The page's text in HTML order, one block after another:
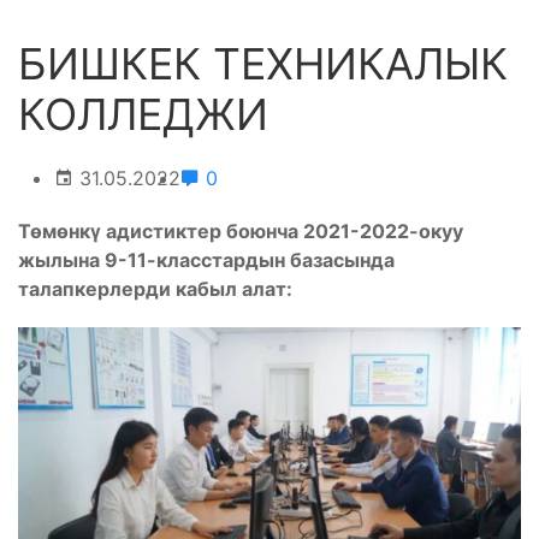
БИШКЕК ТЕХНИКАЛЫК
КОЛЛЕДЖИ
31.05.2022 0
Төмөнкү адистиктер боюнча 2021-2022-окуу
жылына 9-11-класстардын базасында
талапкерлерди кабыл алат: